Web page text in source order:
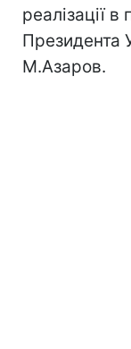
реалізації
Президента
М.Азаров.